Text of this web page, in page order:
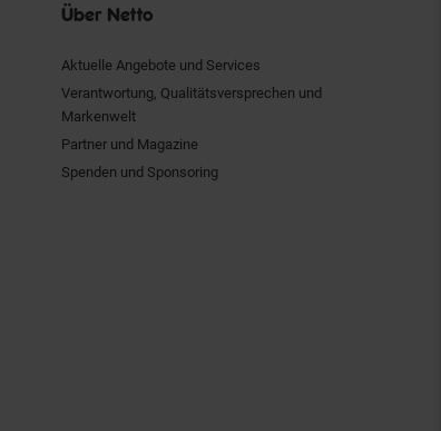
Über Netto
Aktuelle Angebote und Services
Verantwortung, Qualitätsversprechen und
Markenwelt
Partner und Magazine
Spenden und Sponsoring